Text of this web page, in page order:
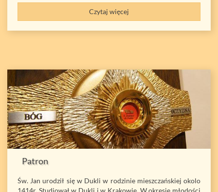
Czytaj więcej
Patron
Św. Jan urodził się w Dukli w rodzinie mieszczańskiej okolo
1414r. Studiował w Dukli i w Krakowie. W okresie młodości